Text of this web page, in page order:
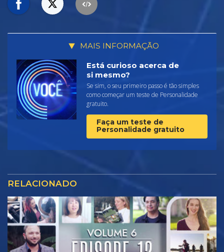
MAIS INFORMAÇÃO
Está curioso acerca de
si mesmo?
Se sim, o seu primeiro passo é tão simples
como começar um teste de Personalidade
gratuito.
Faça um teste de
Personalidade gratuito
RELACIONADO